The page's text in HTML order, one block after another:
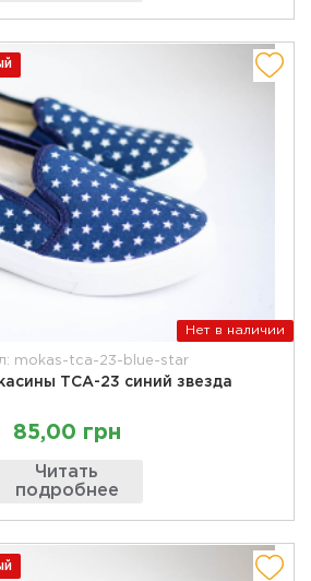
Нет в наличии
mokas-tca-23-blue-star
ТСА-23 синий звезда
85,00 грн
Читать
подробнее